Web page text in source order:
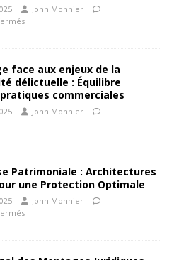
John Monnier
face aux enjeux de la
délictuelle : Équilibre
commerciales
John Monnier
Patrimoniale : Architectures
une Protection Optimale
John Monnier